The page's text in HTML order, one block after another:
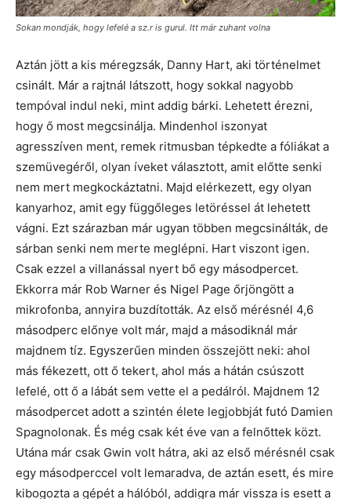
Sokan mondják, hogy lefelé a sz.r is gurul. Itt már zuhant volna
Aztán jött a kis méregzsák, Danny Hart, aki történelmet
csinált. Már a rajtnál látszott, hogy sokkal nagyobb
tempóval indul neki, mint addig bárki. Lehetett érezni,
hogy ő most megcsinálja. Mindenhol iszonyat
agresszíven ment, remek ritmusban tépkedte a fóliákat a
szemüvegéről, olyan íveket választott, amit előtte senki
nem mert megkockáztatni. Majd elérkezett, egy olyan
kanyarhoz, amit egy függőleges letöréssel át lehetett
vágni. Ezt szárazban már ugyan többen megcsinálták, de
sárban senki nem merte meglépni. Hart viszont igen.
Csak ezzel a villanással nyert bő egy másodpercet.
Ekkorra már Rob Warner és Nigel Page őrjöngött a
mikrofonba, annyira buzdították. Az első mérésnél 4,6
másodperc előnye volt már, majd a másodiknál már
majdnem tíz. Egyszerűen minden összejött neki: ahol
más fékezett, ott ő tekert, ahol más a hátán csúszott
lefelé, ott ő a lábát sem vette el a pedálról. Majdnem 12
másodpercet adott a szintén élete legjobbját futó Damien
Spagnolonak. És még csak két éve van a felnőttek közt.
Utána már csak Gwin volt hátra, aki az első mérésnél csak
egy másodperccel volt lemaradva, de aztán esett, és mire
kibogozta a gépét a hálóból, addigra már vissza is esett a